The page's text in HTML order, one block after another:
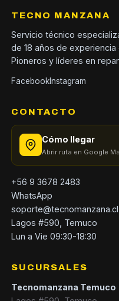
TECNO MANZANA
Servicio técnico
de 18 años de experiencia
Pioneros y líderes en
FacebookInstagram
CONTACTO
Cómo llegar
Abrir ruta en Google
+56 9 3678 2483
WhatsApp
soporte@tecnomanzana.cl
Lagos #590, Temuco
Lun a Vie 09:30-18:30
SUCURSALES
Tecnomanzana Temuco